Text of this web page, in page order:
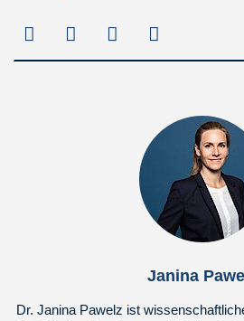
Janina
Dr. Janina Pawelz ist